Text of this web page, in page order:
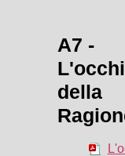
A7 -
della